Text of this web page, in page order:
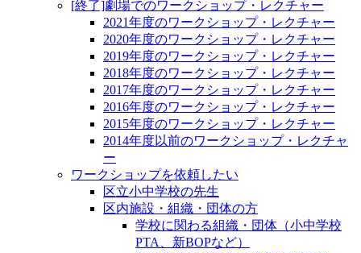
[終了]劇場でのワークショップ・レクチャー
2021年度のワークショップ・レクチャー
2020年度のワークショップ・レクチャー
2019年度のワークショップ・レクチャー
2018年度のワークショップ・レクチャー
2017年度のワークショップ・レクチャー
2016年度のワークショップ・レクチャー
2015年度のワークショップ・レクチャー
2014年度以前のワークショップ・レクチャ
ー
ワークショップを依頼したい
区立小中学校の先生
区内施設・組織・団体の方
学校に関わる組織・団体（小中学校
PTA、新BOPなど）